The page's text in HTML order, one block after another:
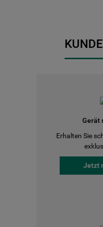
Gerät
Erhalten Sie
Jetzt